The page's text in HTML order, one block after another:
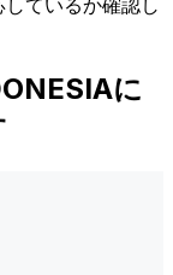
ているか確認し
に